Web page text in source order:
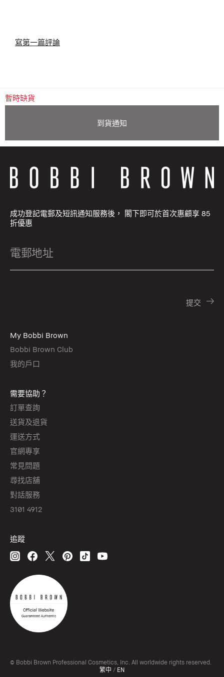
寫第一篇評論
暫時缺貨
到貨通知
成功登記電郵及短訊通知服務後， 閣下即可於首次惠顧享 85
折優惠
My Bobbi Brown
Bobbi Brown Club
我的戶口
需要協助？
訂單查詢
送貨及退貨
運送方式
官網專享
常見問題
尋找店舖
對話服務
3101 4912
追蹤
© Bobbi Brown Professional Cosmetics, Inc. All worldwide rights reserved.
繁中 / EN